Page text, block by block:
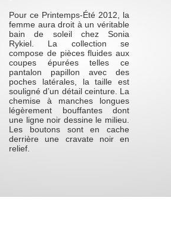
Pour ce Printemps-Été 2012, la
femme aura droit à un véritable
bain de soleil chez Sonia
Rykiel. La collection se
compose de pièces fluides aux
coupes épurées telles ce
pantalon papillon avec des
poches latérales, la taille est
souligné d’un détail ceinture. La
chemise à manches longues
légèrement bouffantes dont
une ligne noir dessine le milieu.
Les boutons sont en cache
derrière une cravate noir en
relief.